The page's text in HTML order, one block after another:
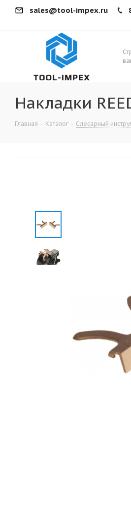
sales@tool-impex.ru
Накладки
Главная - Каталог - Слесарный